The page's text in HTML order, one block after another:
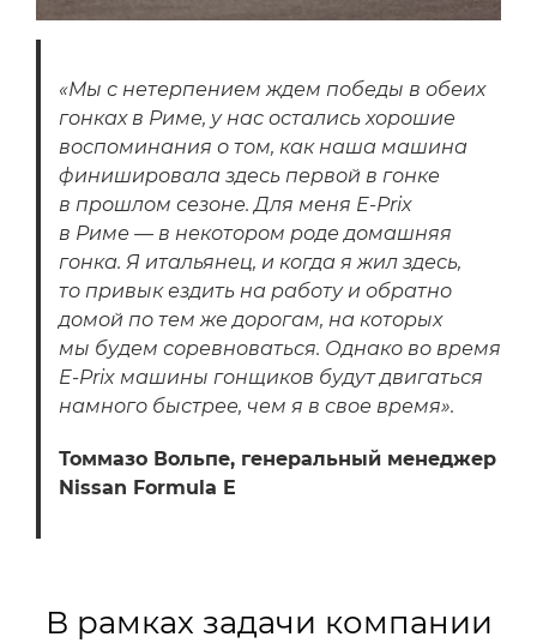
«Мы с нетерпением ждем победы в обеих
гонках в Риме, у нас остались хорошие
воспоминания о том, как наша машина
финишировала здесь первой в гонке
в прошлом сезоне. Для меня E-Prix
в Риме — в некотором роде домашняя
гонка. Я итальянец, и когда я жил здесь,
то привык ездить на работу и обратно
домой по тем же дорогам, на которых
мы будем соревноваться. Однако во время
E-Prix машины гонщиков будут двигаться
намного быстрее, чем я в свое время».
Томмазо Вольпе, генеральный менеджер
Nissan Formula E
В рамках задачи компании